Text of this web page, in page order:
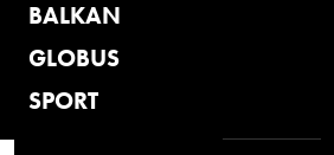
BALKAN
GLOBUS
SPORT